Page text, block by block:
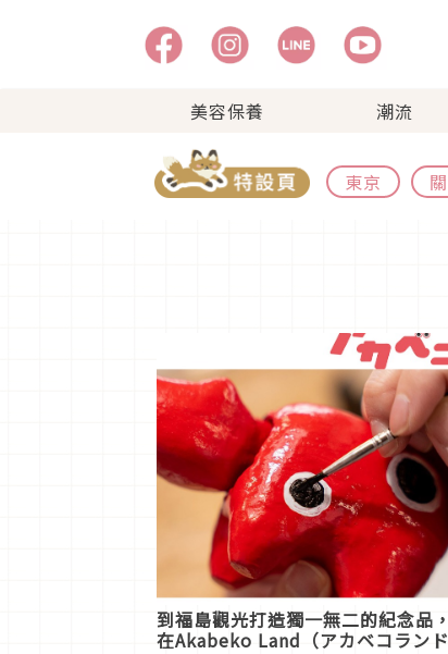
美容保養 潮流
東京
到福島觀光打造獨一無二的紀念
在Akabeko Land（アカベコランド